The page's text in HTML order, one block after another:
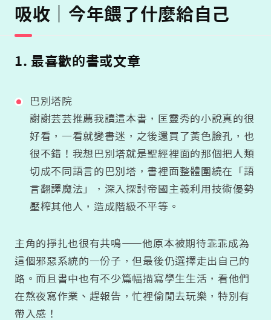
吸收｜今年餵了什麼給自己
1. 最喜歡的書或文章
巴別塔院
謝謝芸芸推薦我讀這本書，匡靈秀的小說真的很
好看，一看就變書迷，之後還買了黃色臉孔，也
很不錯！我想巴別塔就是聖經裡面的那個把人類
切成不同語言的巴別塔，書裡面整體圍繞在「語
言翻譯魔法」，深入探討帝國主義利用技術優勢
壓榨其他人，造成階級不平等。
主角的掙扎也很有共鳴——他原本被期待乖乖成為
這個邪惡系統的一份子，但最後仍選擇走出自己的
路。而且書中也有不少篇幅描寫學生生活，看他們
在熬夜寫作業、趕報告，忙裡偷閒去玩樂，特別有
帶入感！